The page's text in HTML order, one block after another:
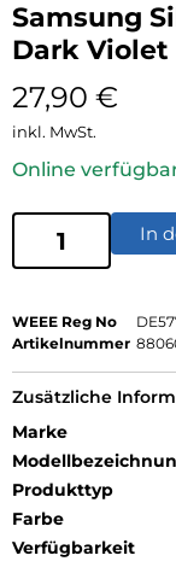
Samsung
Dark Violet
27,90 €
inkl. MwSt.
Online
In
WEEE Reg No
Artikelnummer
Zusätzliche
Marke
Produkttyp
Farbe
Verfügbarkeit